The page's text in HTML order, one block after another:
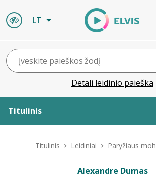
LT
Detali leidinio paieška
Titulinis
Titulinis Leidiniai Paryžiaus
Alexandre Dumas